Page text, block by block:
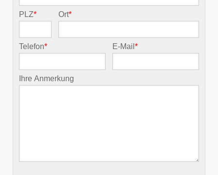
PLZ* Ort*
Telefon* E-Mail*
Ihre Anmerkung